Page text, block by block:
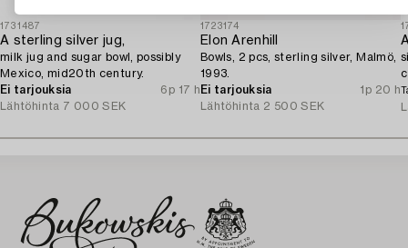
1731487
A sterling silver jug,
milk jug and sugar bowl, possibly
Mexico, mid20th century.
Ei tarjouksia
6p 17 h
Lähtöhinta 7 000 SEK
1723174
Elon Arenhill
Bowls, 2 pcs, sterling silver, Malmö,
1993.
Ei tarjouksia
1p 20 h
Lähtöhinta 2 500 SEK